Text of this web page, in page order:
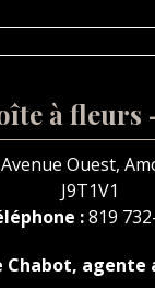
à fleurs
Ouest,
J9T1V1
:819
Chabot, agente